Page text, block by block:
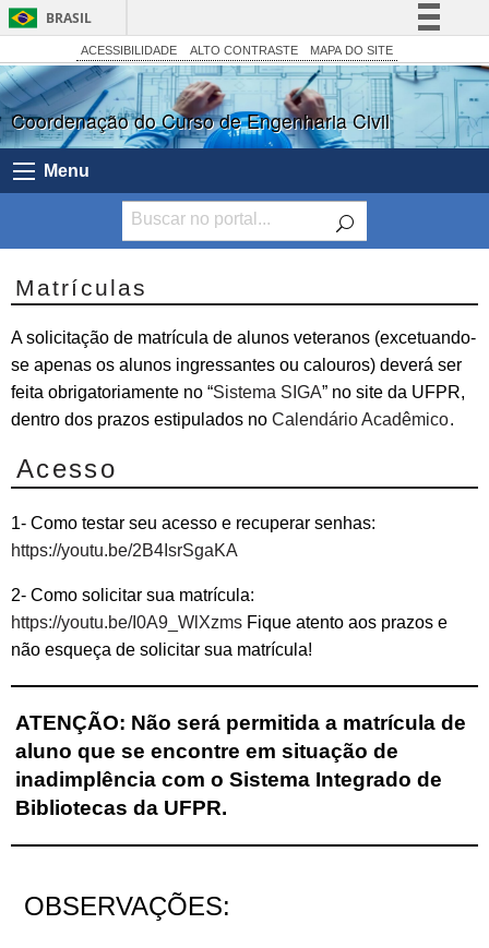
BRASIL
Simplifique!
Comunica BR
Participe
Acesso à informação
Canais
ACESSIBILIDADE ALTO CONTRASTE MAPA DO SITE
Coordenação do Curso de Engenharia Civil
Menu
Matrículas
A solicitação de matrícula de alunos veteranos (excetuando-
se apenas os alunos ingressantes ou calouros) deverá ser
feita obrigatoriamente no “Sistema SIGA” no site da UFPR,
dentro dos prazos estipulados no Calendário Acadêmico.
Acesso
1- Como testar seu acesso e recuperar senhas:
https://youtu.be/2B4IsrSgaKA
2- Como solicitar sua matrícula:
https://youtu.be/I0A9_WlXzms Fique atento aos prazos e
não esqueça de solicitar sua matrícula!
ATENÇÃO: Não será permitida a matrícula de
aluno que se encontre em situação de
inadimplência com o Sistema Integrado de
Bibliotecas da UFPR.
OBSERVAÇÕES: